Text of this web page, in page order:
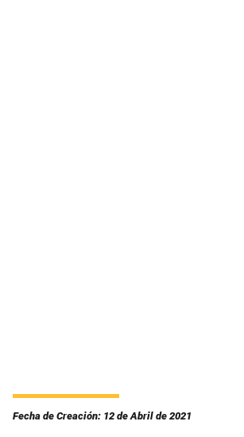
Fecha de Creación: 12 de Abril de 2021